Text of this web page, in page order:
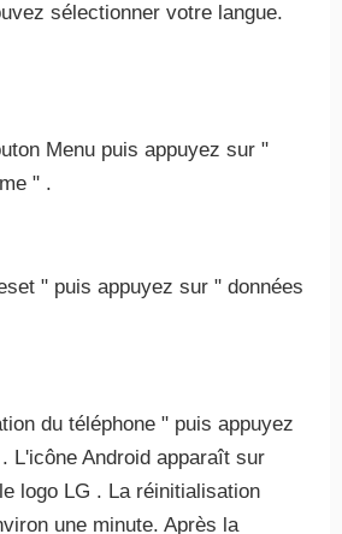
sélectionner votre langue.
Menu puis appuyez sur "
" .
" puis appuyez sur " données
du téléphone " puis appuyez
L'icône Android apparaît sur
logo LG . La réinitialisation
une minute. Après la